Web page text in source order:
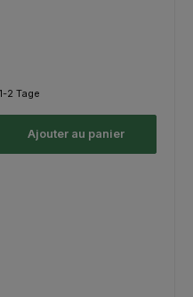
2 Tage
Ajouter au panier